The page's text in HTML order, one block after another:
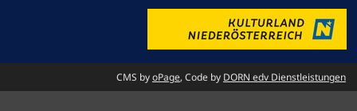
CMS byoPage, Code by DORN edv Dienstleistungen